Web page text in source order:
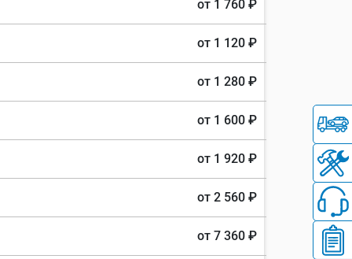
от 1 760 ₽
от 1 120 ₽
от 1 280 ₽
от 1 600 ₽
от 1 920 ₽
от 2 560 ₽
от 7 360 ₽